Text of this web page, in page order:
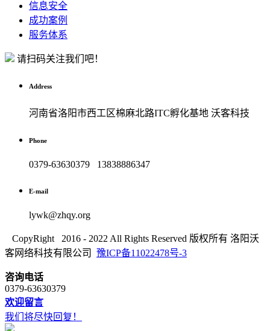
信息安全
成功案例
服务体系
请扫码关注我们吧！
Address
河南省洛阳市西工区棉麻北路ITC孵化基地 沃客科技
Phone
0379-63630379 13838886347
E-mail
lywk@zhqy.org
CopyRight 2016 - 2022 All Rights Reserved 版权所有 洛阳沃
客网络科技有限公司 豫ICP备11022478号-3
咨询电话
0379-63630379
欢迎留言
我们将尽快回复！